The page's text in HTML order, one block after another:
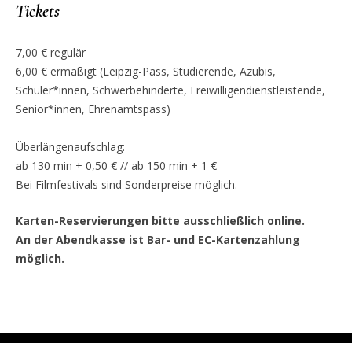
Tickets
7,00 € regulär
6,00 € ermäßigt (Leipzig-Pass, Studierende, Azubis,
Schüler*innen, Schwerbehinderte, Freiwilligendienstleistende,
Senior*innen, Ehrenamtspass)
Überlängenaufschlag:
ab 130 min + 0,50 € // ab 150 min + 1 €
Bei Filmfestivals sind Sonderpreise möglich.
Karten-Reservierungen bitte ausschließlich online.
An der Abendkasse ist Bar- und EC-Kartenzahlung
möglich.